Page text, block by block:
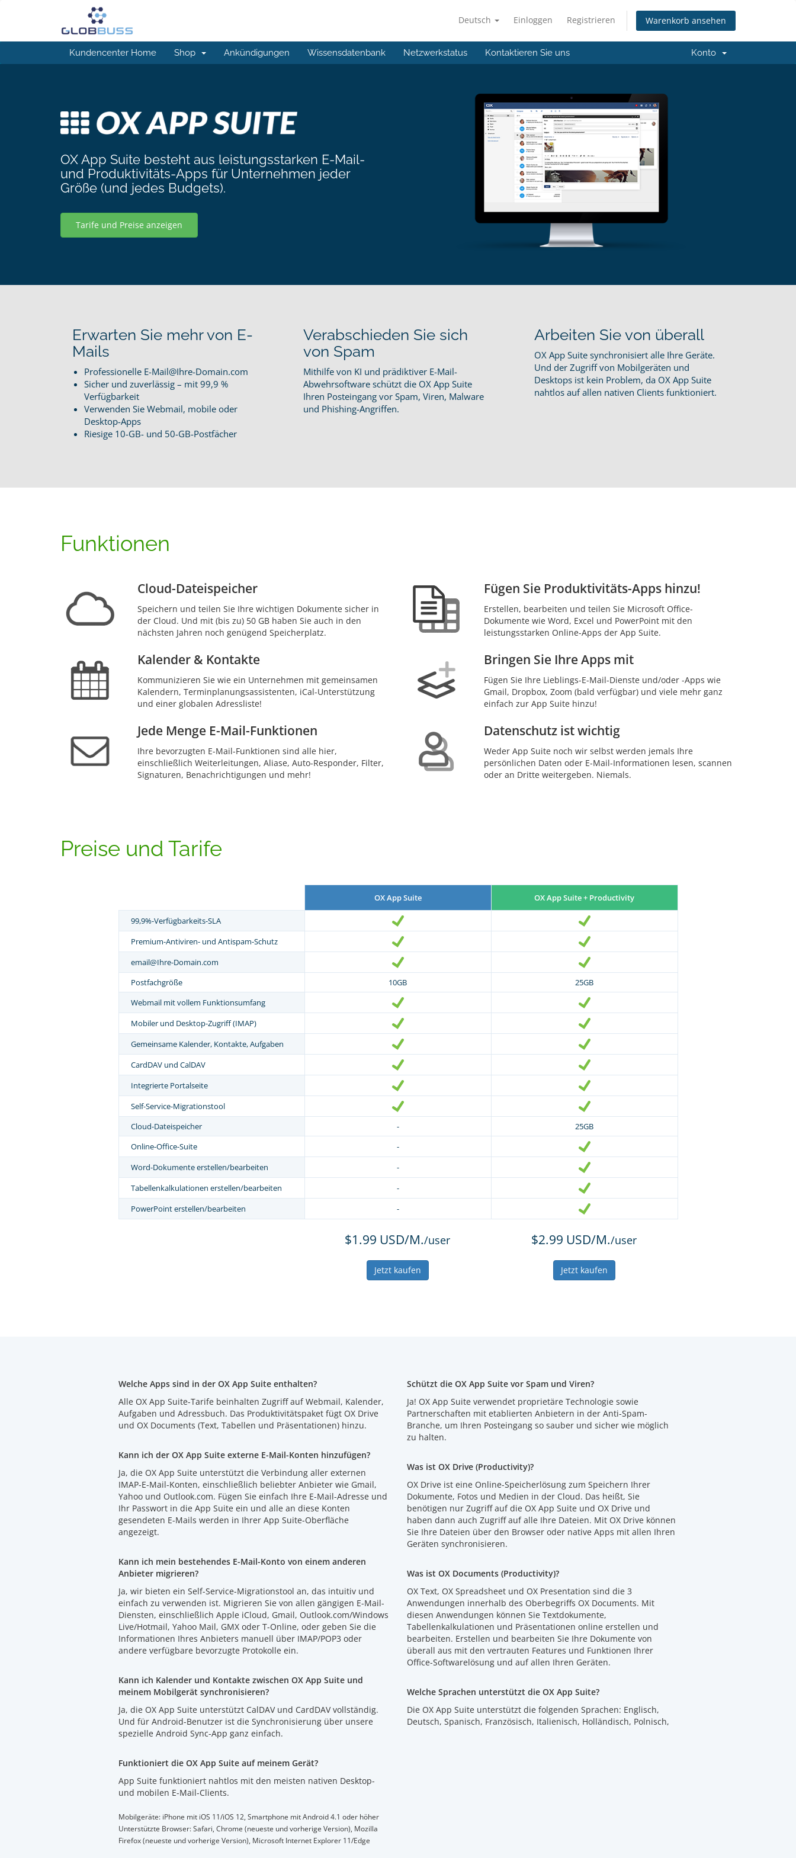
Deutsch Einloggen Registrieren Warenkorb ansehen
Kundencenter Home Shop Ankündigungen Wissensdatenbank Netzwerkstatus Kontaktieren Sie uns Konto
OX App Suite besteht aus leistungsstarken E-Mail-
und Produktivitäts-Apps für Unternehmen jeder
Größe (und jedes Budgets).
Tarife und Preise anzeigen
Erwarten Sie mehr von E-
Mails
Professionelle E-Mail@Ihre-Domain.com
Sicher und zuverlässig – mit 99,9 %
Verfügbarkeit
Verwenden Sie Webmail, mobile oder
Desktop-Apps
Riesige 10-GB- und 50-GB-Postfächer
Verabschieden Sie sich
von Spam
Mithilfe von KI und prädiktiver E-Mail-
Abwehrsoftware schützt die OX App Suite
Ihren Posteingang vor Spam, Viren, Malware
und Phishing-Angriffen.
Arbeiten Sie von überall
OX App Suite synchronisiert alle Ihre Geräte.
Und der Zugriff von Mobilgeräten und
Desktops ist kein Problem, da OX App Suite
nahtlos auf allen nativen Clients funktioniert.
Funktionen
Cloud-Dateispeicher
Speichern und teilen Sie Ihre wichtigen Dokumente sicher in
der Cloud. Und mit (bis zu) 50 GB haben Sie auch in den
nächsten Jahren noch genügend Speicherplatz.
Kalender & Kontakte
Kommunizieren Sie wie ein Unternehmen mit gemeinsamen
Kalendern, Terminplanungsassistenten, iCal-Unterstützung
und einer globalen Adressliste!
Jede Menge E-Mail-Funktionen
Ihre bevorzugten E-Mail-Funktionen sind alle hier,
einschließlich Weiterleitungen, Aliase, Auto-Responder, Filter,
Signaturen, Benachrichtigungen und mehr!
Fügen Sie Produktivitäts-Apps hinzu!
Erstellen, bearbeiten und teilen Sie Microsoft Office-
Dokumente wie Word, Excel und PowerPoint mit den
leistungsstarken Online-Apps der App Suite.
Bringen Sie Ihre Apps mit
Fügen Sie Ihre Lieblings-E-Mail-Dienste und/oder -Apps wie
Gmail, Dropbox, Zoom (bald verfügbar) und viele mehr ganz
einfach zur App Suite hinzu!
Datenschutz ist wichtig
Weder App Suite noch wir selbst werden jemals Ihre
persönlichen Daten oder E-Mail-Informationen lesen, scannen
oder an Dritte weitergeben. Niemals.
Preise und Tarife
OX App Suite OX App Suite + Productivity
99,9%-Verfügbarkeits-SLA
Premium-Antiviren- und Antispam-Schutz
email@Ihre-Domain.com
Postfachgröße
10GB
25GB
Webmail mit vollem Funktionsumfang
Mobiler und Desktop-Zugriff (IMAP)
Gemeinsame Kalender, Kontakte, Aufgaben
CardDAV und CalDAV
Integrierte Portalseite
Self-Service-Migrationstool
Cloud-Dateispeicher
-
25GB
Online-Office-Suite
-
Word-Dokumente erstellen/bearbeiten
-
Tabellenkalkulationen erstellen/bearbeiten
-
PowerPoint erstellen/bearbeiten
-
$1.99 USD/M./user
Jetzt kaufen
$2.99 USD/M./user
Jetzt kaufen
Welche Apps sind in der OX App Suite enthalten?
Alle OX App Suite-Tarife beinhalten Zugriff auf Webmail, Kalender,
Aufgaben und Adressbuch. Das Produktivitätspaket fügt OX Drive
und OX Documents (Text, Tabellen und Präsentationen) hinzu.
Kann ich der OX App Suite externe E-Mail-Konten hinzufügen?
Ja, die OX App Suite unterstützt die Verbindung aller externen
IMAP-E-Mail-Konten, einschließlich beliebter Anbieter wie Gmail,
Yahoo und Outlook.com. Fügen Sie einfach Ihre E-Mail-Adresse und
Ihr Passwort in die App Suite ein und alle an diese Konten
gesendeten E-Mails werden in Ihrer App Suite-Oberfläche
angezeigt.
Kann ich mein bestehendes E-Mail-Konto von einem anderen
Anbieter migrieren?
Ja, wir bieten ein Self-Service-Migrationstool an, das intuitiv und
einfach zu verwenden ist. Migrieren Sie von allen gängigen E-Mail-
Diensten, einschließlich Apple iCloud, Gmail, Outlook.com/Windows
Live/Hotmail, Yahoo Mail, GMX oder T-Online, oder geben Sie die
Informationen Ihres Anbieters manuell über IMAP/POP3 oder
andere verfügbare bevorzugte Protokolle ein.
Kann ich Kalender und Kontakte zwischen OX App Suite und
meinem Mobilgerät synchronisieren?
Ja, die OX App Suite unterstützt CalDAV und CardDAV vollständig.
Und für Android-Benutzer ist die Synchronisierung über unsere
spezielle Android Sync-App ganz einfach.
Funktioniert die OX App Suite auf meinem Gerät?
App Suite funktioniert nahtlos mit den meisten nativen Desktop-
und mobilen E-Mail-Clients.
Mobilgeräte: iPhone mit iOS 11/iOS 12, Smartphone mit Android 4.1 oder höher
Unterstützte Browser: Safari, Chrome (neueste und vorherige Version), Mozilla
Firefox (neueste und vorherige Version), Microsoft Internet Explorer 11/Edge
Schützt die OX App Suite vor Spam und Viren?
Ja! OX App Suite verwendet proprietäre Technologie sowie
Partnerschaften mit etablierten Anbietern in der Anti-Spam-
Branche, um Ihren Posteingang so sauber und sicher wie möglich
zu halten.
Was ist OX Drive (Productivity)?
OX Drive ist eine Online-Speicherlösung zum Speichern Ihrer
Dokumente, Fotos und Medien in der Cloud. Das heißt, Sie
benötigen nur Zugriff auf die OX App Suite und OX Drive und
haben dann auch Zugriff auf alle Ihre Dateien. Mit OX Drive können
Sie Ihre Dateien über den Browser oder native Apps mit allen Ihren
Geräten synchronisieren.
Was ist OX Documents (Productivity)?
OX Text, OX Spreadsheet und OX Presentation sind die 3
Anwendungen innerhalb des Oberbegriffs OX Documents. Mit
diesen Anwendungen können Sie Textdokumente,
Tabellenkalkulationen und Präsentationen online erstellen und
bearbeiten. Erstellen und bearbeiten Sie Ihre Dokumente von
überall aus mit den vertrauten Features und Funktionen Ihrer
Office-Softwarelösung und auf allen Ihren Geräten.
Welche Sprachen unterstützt die OX App Suite?
Die OX App Suite unterstützt die folgenden Sprachen: Englisch,
Deutsch, Spanisch, Französisch, Italienisch, Holländisch, Polnisch,